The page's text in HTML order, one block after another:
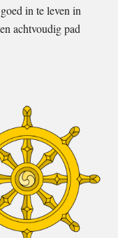
in te leven in
achtvoudig pad